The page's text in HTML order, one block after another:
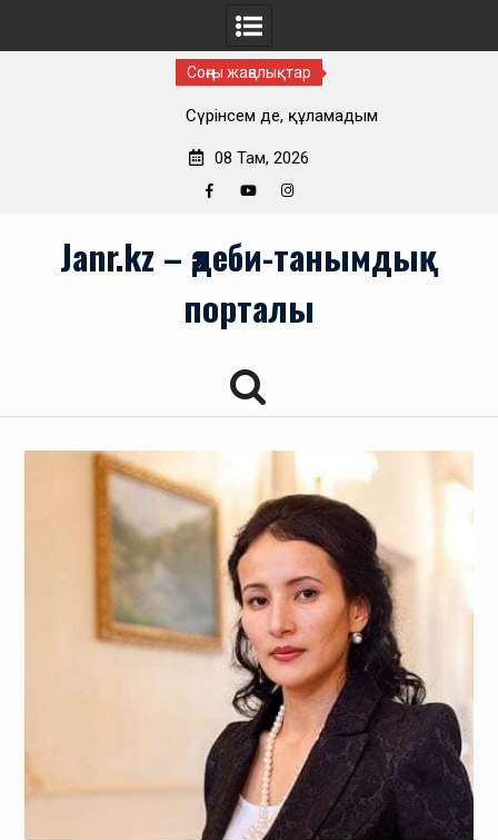
Соңғы жаңалықтар
Сүрінсем де, құламадым
08 Там, 2026
Janr.kz – әдеби-танымдық
порталы